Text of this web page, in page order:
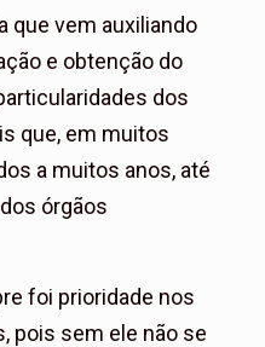
que vem auxiliando
e obtenção do
dos
que, em muitos
a muitos anos, até
órgãos
foi prioridade nos
pois sem ele não se